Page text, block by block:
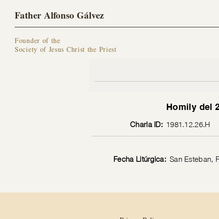
Father Alfonso Gálvez
Founder of the
Society of Jesus Christ the Priest
Homily del
Charla ID: 1981.12.26.H
Fecha Litúrgica: San Esteban,